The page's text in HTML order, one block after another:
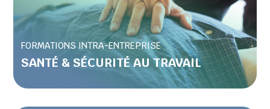
FORMATIONS INTRA-ENTREPRISE
SANTÉ & SÉCURITÉ AU TRAVAIL